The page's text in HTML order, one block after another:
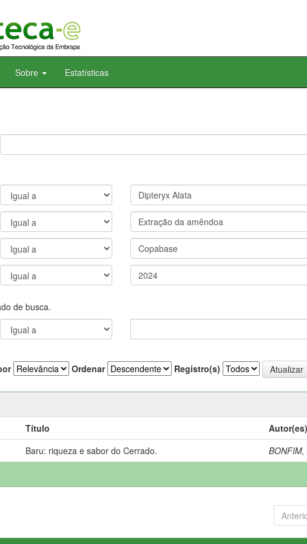
Sobre Estatísticas
de busca.
Ordenar Registro(s)
Título
Autor(es)
Baru: riqueza e sabor do Cerrado.
BONFIM,